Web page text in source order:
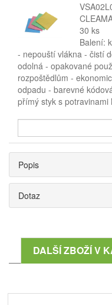
30 ks
Balení:
​​- nepouští vlákna - čistí
odolná - opakované
rozpoštědlům -
odpadu - barevné
přímý styk s potravinami
Popis
Dotaz
DALŠÍ ZBOŽÍ V